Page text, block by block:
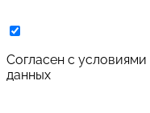
Cогласен с условиями
данных